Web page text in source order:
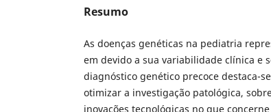
Resumo
As doenças genéticas na pediatria
em devido a sua variabilidade clínica e
diagnóstico genético precoce destaca-
otimizar a investigação patológica,
inovações tecnológicas no que